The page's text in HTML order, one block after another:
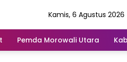
Kamis, 6 Agustus 2026
Pemda Morowali Utara